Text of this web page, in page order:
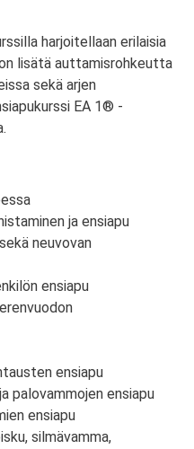
harjoitellaan erilaisia
lisätä auttamisrohkeutta
sekä arjen
EA 1® -
ja ensiapu
neuvovan
ensiapu
ensiapu
palovammojen ensiapu
ensiapu
silmävamma,